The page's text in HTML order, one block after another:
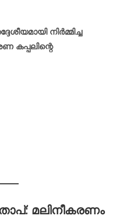
നിർമ്മിച്ച
കപ്പലിന്റെ
മലിനീകരണം